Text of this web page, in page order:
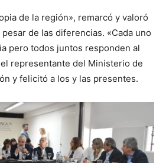
de la región», remarcó y valoró
de las diferencias. «Cada uno
pero todos juntos responden al
representante del Ministerio de
y felicitó a los y las presentes.